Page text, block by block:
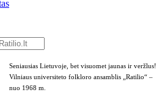
Seniausias Lietuvoje, bet visuomet jaunas ir veržlus!
Vilniaus universiteto folkloro ansamblis „Ratilio“ –
nuo 1968 m.